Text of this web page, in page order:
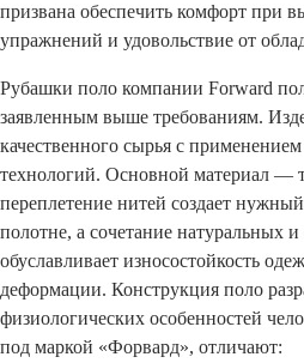
призвана обеспечить комфорт при
упражнений и удовольствие от
Рубашки поло компании Forward
заявленным выше требованиям.
качественного сырья с
технологий. Основной материал —
переплетение нитей создает
полотне, а сочетание натуральных
обуславливает износостойкость
деформации. Конструкция поло
физиологических особенностей
под маркой «Форвард», отличают: